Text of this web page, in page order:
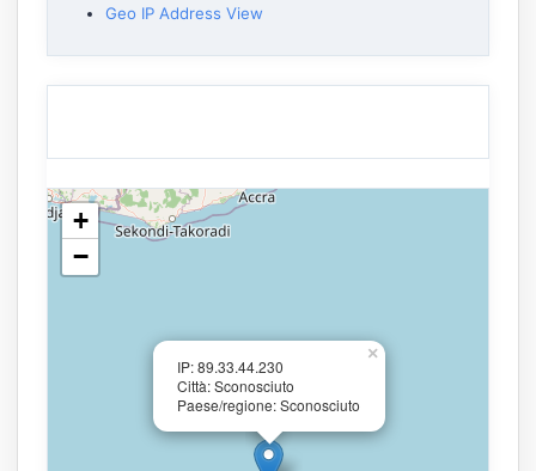
Geo IP Address View
IP: 89.33.44.230
Città: Sconosciuto
Paese/regione: Sconosciuto
×
+
−